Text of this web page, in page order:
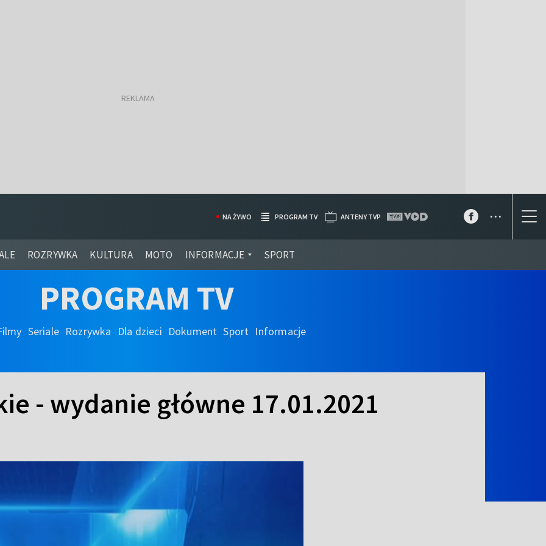
ROZRYWKA KULTURA MOTO INFORMACJE SPORT
NA ŻYWO PROGRAM TV ANTENY TVP ...
PROGRAM TV
Seriale Rozrywka Dla dzieci Dokument Sport Informacje
- wydanie główne 17.01.2021